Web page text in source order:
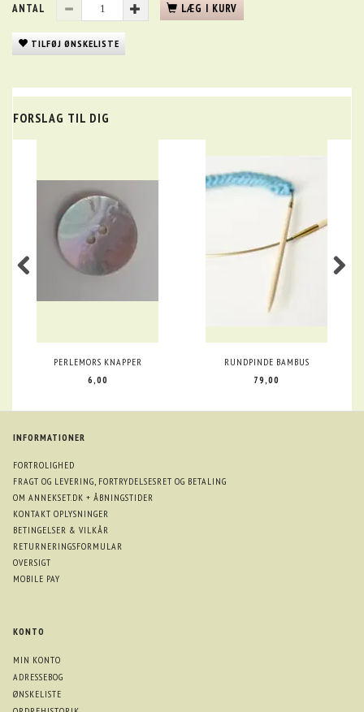
ANTAL LÆG I KURV
TILFØJ ØNSKELISTE
FORSLAG TIL DIG
PERLEMORS KNAPPER
6,00
RUNDPINDE BAMBUS
79,00
INFORMATIONER
FORTROLIGHED
FRAGT OG LEVERING, FORTRYDELSESRET OG BETALING
OM ANNEKSET.DK + ÅBNINGSTIDER
KONTAKT OPLYSNINGER
BETINGELSER & VILKÅR
RETURNERINGSFORMULAR
OVERSIGT
MOBILE PAY
KONTO
MIN KONTO
ADRESSEBOG
ØNSKELISTE